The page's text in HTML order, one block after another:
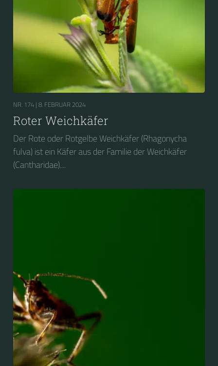
NR. 174 | 8. FEBRUAR 2024
Roter Weichkäfer
Der Rote oder Rotgelbe Weichkäfer (Rhagonycha
fulva) ist ein Käfer aus der Familie der Weichkäfer
(Cantharidae)....